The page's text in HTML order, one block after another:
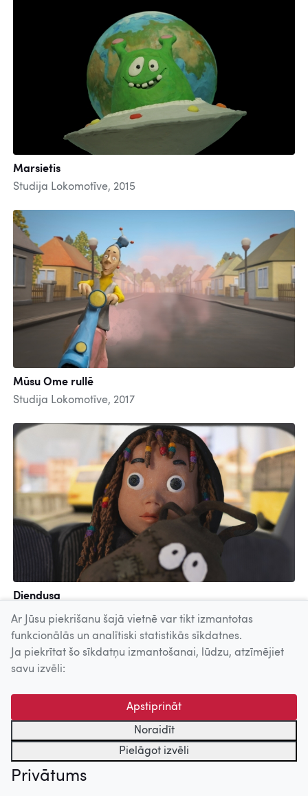
Marsietis
Studija Lokomotīve, 2015
Mūsu Ome rullē
Studija Lokomotīve, 2017
Diendusa
VFS Films, 2021
Uz augšu
© 2026 Nacionālais Kino centrs, Kultūras informācijas sistēmu
centrs. Sadarbības partneris: Latvijas Valsts
kinofotofonodokumentu arhīvs.
Ar Jūsu piekrišanu šajā vietnē var tikt izmantotas
funkcionālās un analītiski statistikās sīkdatnes.
Ja piekrītat šo sīkdatņu izmantošanai, lūdzu, atzīmējiet
savu izvēli:
Apstiprināt
Noraidīt
Pielāgot izvēli
Privātums